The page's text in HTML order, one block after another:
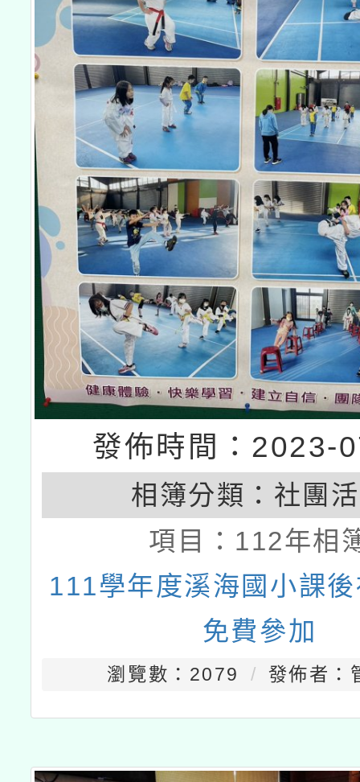
發佈時間：2023-
相簿分類： 社團
項目： 112年相
111學年度溪海國小課
免費參加
瀏覽數：2079 發佈者：